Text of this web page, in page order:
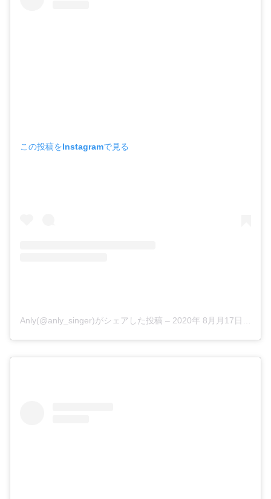
この投稿をInstagramで見る
Anly(@anly_singer)がシェアした投稿 – 2020年 8月月17日午前12時14分PDT